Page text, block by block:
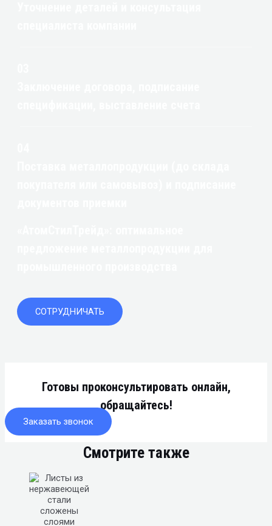
СОТРУДНИЧАТЬ
Готовы проконсультировать онлайн,
обращайтесь!
Заказать звонок
Смотрите также